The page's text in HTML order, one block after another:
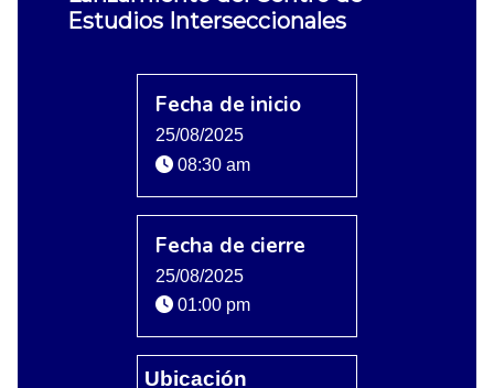
Estudios Interseccionales
Fecha de inicio
25/08/2025
08:30 am
Fecha de cierre
25/08/2025
01:00 pm
Ubicación